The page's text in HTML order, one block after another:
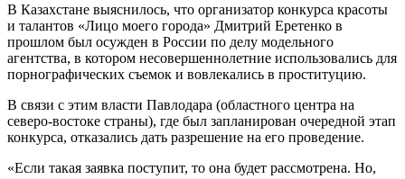
В Казахстане выяснилось, что организатор конкурса красоты
и талантов «Лицо моего города» Дмитрий Еретенко в
прошлом был осужден в России по делу модельного
агентства, в котором несовершеннолетние использовались для
порнографических съемок и вовлекались в проституцию.
В связи с этим власти Павлодара (областного центра на
северо-востоке страны), где был запланирован очередной этап
конкурса, отказались дать разрешение на его проведение.
«Если такая заявка поступит, то она будет рассмотрена. Но,